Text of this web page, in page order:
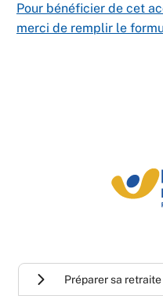
Pour bénéficier de cet
merci de remplir le
Préparer sa